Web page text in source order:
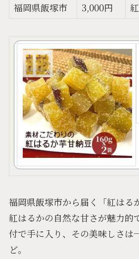
福岡県飯塚市
3,000円
福岡県飯塚市から届く「紅はる
紅はるかの自然な甘さが魅力的
付で手に入り、その美味しさは
ど。